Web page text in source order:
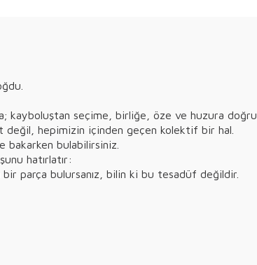
kayboluştan seçime, birliğe, öze ve huzura doğru.
değil, hepimizin içinden geçen kolektif bir hal.
bakarken bulabilirsiniz.
hatırlatır:
parça bulursanız, bilin ki bu tesadüf değildir.